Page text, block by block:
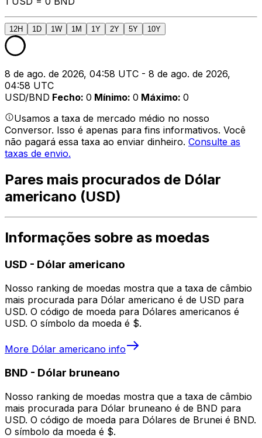
12H 1D 1W 1M 1Y 2Y 5Y 10Y
8 de ago. de 2026, 04:58 UTC - 8 de ago. de 2026,
04:58 UTC
USD/BND Fecho: 0 Mínimo: 0 Máximo: 0
Usamos a taxa de mercado médio no nosso
Conversor. Isso é apenas para fins informativos. Você
não pagará essa taxa ao enviar dinheiro. Consulte as
taxas de envio.
Pares mais procurados de Dólar
americano (USD)
Informações sobre as moedas
USD - Dólar americano
Nosso ranking de moedas mostra que a taxa de câmbio
mais procurada para Dólar americano é de USD para
USD. O código de moeda para Dólares americanos é
USD. O símbolo da moeda é $.
More Dólar americano info
BND - Dólar bruneano
Nosso ranking de moedas mostra que a taxa de câmbio
mais procurada para Dólar bruneano é de BND para
USD. O código de moeda para Dólares de Brunei é BND.
O símbolo da moeda é $.